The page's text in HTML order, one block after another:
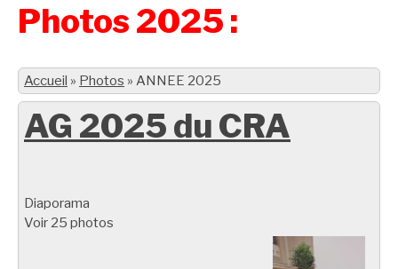
Photos 2025 :
Accueil » Photos » ANNEE 2025
AG 2025 du CRA
Diaporama
Voir 25 photos